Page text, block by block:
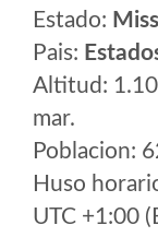
Estado:
Pais:
Altitud:
mar.
Poblacion:
Huso
UTC +1:00